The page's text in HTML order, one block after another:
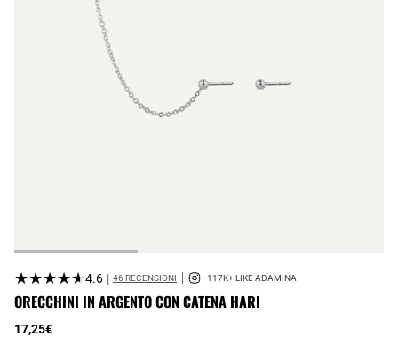
★★★★★
★★★★★4.6 | 46 RECENSIONI
ORECCHINI IN ARGENTO CON CATENA HARI
17,25€